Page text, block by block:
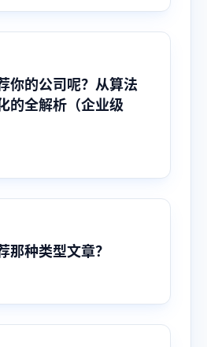
你的公司呢？从算法
的全解析（企业级
那种类型文章？